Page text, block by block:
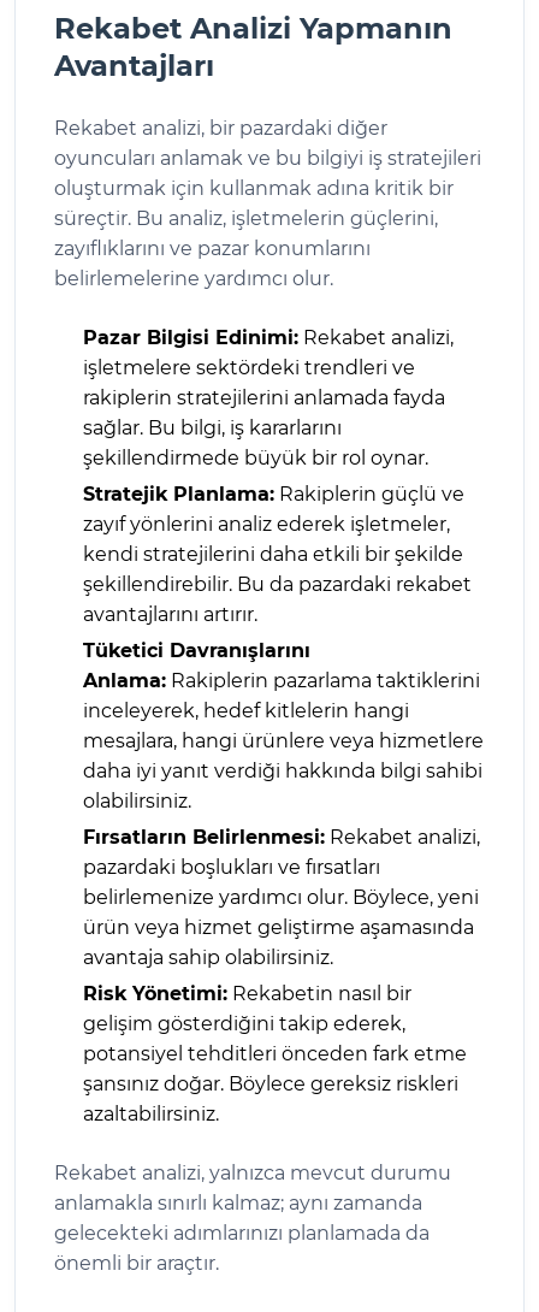
Rekabet Analizi Yapmanın
Avantajları
Rekabet analizi, bir pazardaki diğer
oyuncuları anlamak ve bu bilgiyi iş stratejileri
oluşturmak için kullanmak adına kritik bir
süreçtir. Bu analiz, işletmelerin güçlerini,
zayıflıklarını ve pazar konumlarını
belirlemelerine yardımcı olur.
Pazar Bilgisi Edinimi: Rekabet analizi,
işletmelere sektördeki trendleri ve
rakiplerin stratejilerini anlamada fayda
sağlar. Bu bilgi, iş kararlarını
şekillendirmede büyük bir rol oynar.
Stratejik Planlama: Rakiplerin güçlü ve
zayıf yönlerini analiz ederek işletmeler,
kendi stratejilerini daha etkili bir şekilde
şekillendirebilir. Bu da pazardaki rekabet
avantajlarını artırır.
Tüketici Davranışlarını
Anlama: Rakiplerin pazarlama taktiklerini
inceleyerek, hedef kitlelerin hangi
mesajlara, hangi ürünlere veya hizmetlere
daha iyi yanıt verdiği hakkında bilgi sahibi
olabilirsiniz.
Fırsatların Belirlenmesi: Rekabet analizi,
pazardaki boşlukları ve fırsatları
belirlemenize yardımcı olur. Böylece, yeni
ürün veya hizmet geliştirme aşamasında
avantaja sahip olabilirsiniz.
Risk Yönetimi: Rekabetin nasıl bir
gelişim gösterdiğini takip ederek,
potansiyel tehditleri önceden fark etme
şansınız doğar. Böylece gereksiz riskleri
azaltabilirsiniz.
Rekabet analizi, yalnızca mevcut durumu
anlamakla sınırlı kalmaz; aynı zamanda
gelecekteki adımlarınızı planlamada da
önemli bir araçtır.